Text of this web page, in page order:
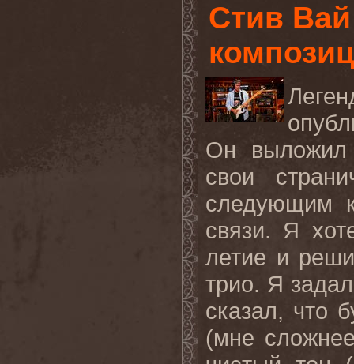
Стив
Он
свои
следующим
связи. Я
летие и
трио. Я
сказал, что
(мне